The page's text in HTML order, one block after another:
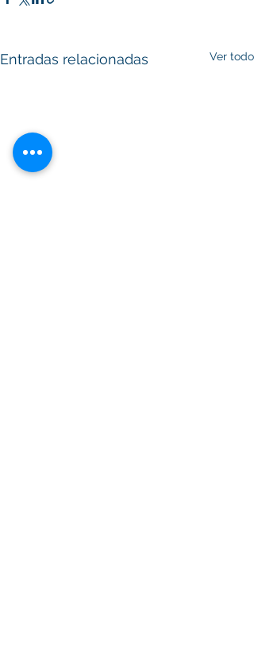
Entradas relacionadas Ver todo